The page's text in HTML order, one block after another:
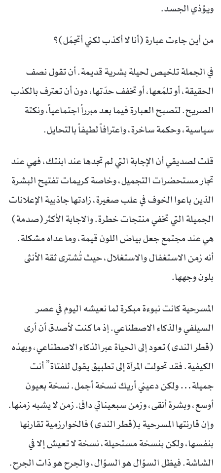
ويؤذي الجسد.
من أين جاءت عبارة (أنا لا أكذب لكني أتجمّل)؟
في الجملة تلخيص لحيلة بشرية قديمة. أن تقول نصف
الحقيقة، أو تلمّعها، أو تخفف حدّتها، دون أن تعترف بالكذب
الصريح. لتصبح العبارة فيما بعد مبرراً اجتماعياً، ونكتة
سياسية، وحكمة ساخرة، واعترافاً لطيفاً بالتحايل.
قلت لصديقي أن الإجابة التي لم تجدها عند ابنتك، فهي عند
تجار مستحضرات التجميل، وخاصة كريمات تفتيح البشرة
الذين باعوا الخوف في علب صغيرة، زادتها جاذبية الإعلانات
الجميلة التي تخفي منتجات خطرة. والاجابة الأكثر (صدمة)
هي عند مجتمع جعل بياض اللون قيمة، وما عداه مشكلة.
أنه زمن الاستغفال والاستغلال، حيث تُشترى ثقة الأنثى
بلون وجهها.
المسرحية كانت نبوءة مبكرة لما نعيشه اليوم في عصر
السيلفي والذكاء الاصطناعي. إذ ما كنت لأصدق أن أرى
(قطر الندى) تعود إلى الحياة عبر الذكاء الاصطناعي، وبهذه
الكيفية. فقد تحولت المرآة إلى تطبيق يقول للفتاة” أنت
جميلة… ولكن دعيني أريك نسخة أجمل. نسخة بعيون
أوسع، وبشرة أنقى، وزمن سبعيناتي دافئ. زمن لا يشبه زمنها.
وإن قارنتها المسرحية بـ(قطر الندى) فالخوارزمية تقارنها
بنفسها، ولكن بنسخة مستحيلة، نسخة لا تعيش إلا في
الشاشة. فيظل السؤال هو السؤال، والجرح هو ذات الجرح.